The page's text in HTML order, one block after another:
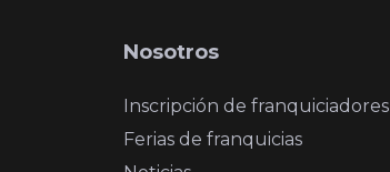
Nosotros
Inscripción de franquiciadores
Ferias de franquicias